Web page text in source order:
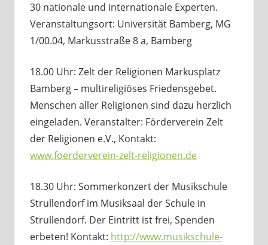
30 nationale und internationale Experten.
Veranstaltungsort: Universität Bamberg, MG
1/00.04, Markusstraße 8 a, Bamberg
18.00 Uhr: Zelt der Religionen Markusplatz
Bamberg – multireligiöses Friedensgebet.
Menschen aller Religionen sind dazu herzlich
eingeladen. Veranstalter: Förderverein Zelt
der Religionen e.V., Kontakt:
www.foerderverein-zelt-religionen.de
18.30 Uhr: Sommerkonzert der Musikschule
Strullendorf im Musiksaal der Schule in
Strullendorf. Der Eintritt ist frei, Spenden
erbeten! Kontakt: http://www.musikschule-